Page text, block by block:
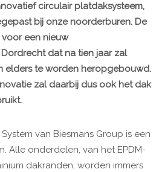
circulair platdaksysteem,
bij onze noorderburen. De
voor een nieuw
dat na tien jaar zal
elders te worden heropgebouwd.
zal daarbij dus ook het dak
van Biesmans Group is een
Alle onderdelen, van het EPDM-
dakranden, worden immers